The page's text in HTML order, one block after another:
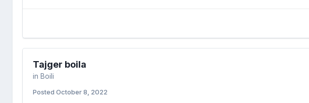
Tajger boila
in Boili
Posted October 8, 2022